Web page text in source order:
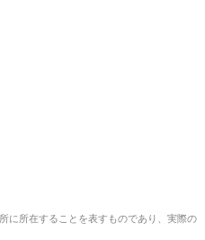
に所在することを表すものであり、実際の